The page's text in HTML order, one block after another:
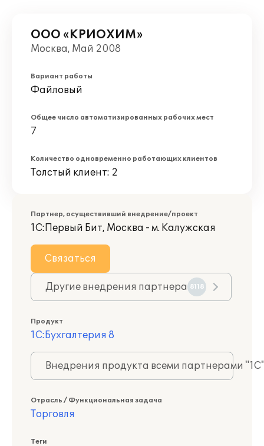
ООО «КРИОХИМ»
Москва, Май 2008
Вариант работы
Файловый
Общее число автоматизированных рабочих мест
7
Количество одновременно работающих клиентов
Толстый клиент: 2
Партнер, осуществивший внедрение/проект
1С:Первый Бит, Москва - м. Калужская
Связаться
Другие внедрения партнера 8118
Продукт
1С:Бухгалтерия 8
Внедрения продукта всеми партнерами
Отрасль / Функциональная задача
Торговля
Теги